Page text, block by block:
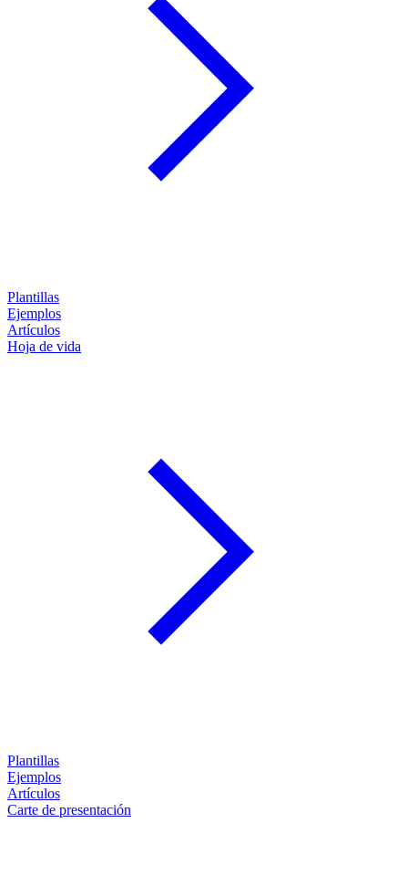
Plantillas
Ejemplos
Artículos
Hoja de vida
Plantillas
Ejemplos
Artículos
Carte de presentación